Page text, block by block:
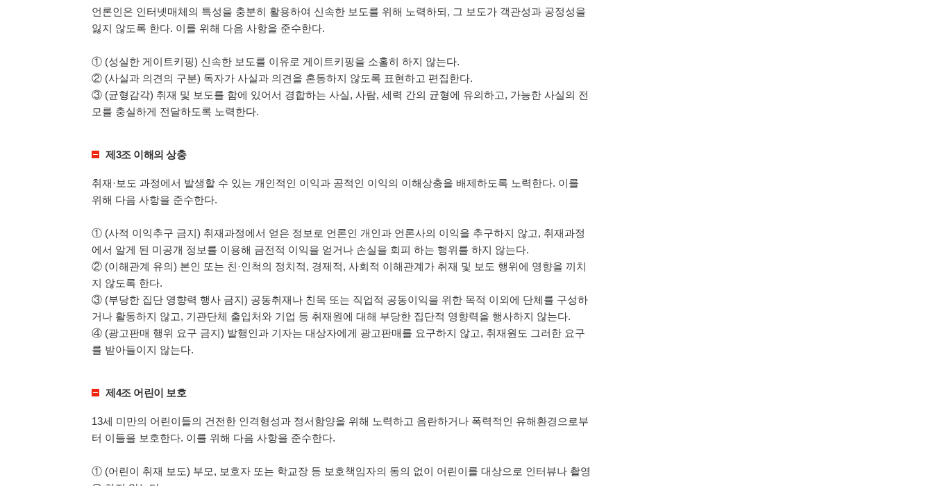
언론인은 인터넷매체의 특성을 충분히 활용하여 신속한 보도를 위해 노력하되, 그 보도가 객관성과 공정성을
잃지 않도록 한다. 이를 위해 다음 사항을 준수한다.
① (성실한 게이트키핑) 신속한 보도를 이유로 게이트키핑을 소홀히 하지 않는다.
② (사실과 의견의 구분) 독자가 사실과 의견을 혼동하지 않도록 표현하고 편집한다.
③ (균형감각) 취재 및 보도를 함에 있어서 경합하는 사실, 사람, 세력 간의 균형에 유의하고, 가능한 사실의 전
모를 충실하게 전달하도록 노력한다.
제3조 이해의 상충
취재·보도 과정에서 발생할 수 있는 개인적인 이익과 공적인 이익의 이해상충을 배제하도록 노력한다. 이를
위해 다음 사항을 준수한다.
① (사적 이익추구 금지) 취재과정에서 얻은 정보로 언론인 개인과 언론사의 이익을 추구하지 않고, 취재과정
에서 알게 된 미공개 정보를 이용해 금전적 이익을 얻거나 손실을 회피 하는 행위를 하지 않는다.
② (이해관계 유의) 본인 또는 친·인척의 정치적, 경제적, 사회적 이해관계가 취재 및 보도 행위에 영향을 끼치
지 않도록 한다.
③ (부당한 집단 영향력 행사 금지) 공동취재나 친목 또는 직업적 공동이익을 위한 목적 이외에 단체를 구성하
거나 활동하지 않고, 기관단체 출입처와 기업 등 취재원에 대해 부당한 집단적 영향력을 행사하지 않는다.
④ (광고판매 행위 요구 금지) 발행인과 기자는 대상자에게 광고판매를 요구하지 않고, 취재원도 그러한 요구
를 받아들이지 않는다.
제4조 어린이 보호
13세 미만의 어린이들의 건전한 인격형성과 정서함양을 위해 노력하고 음란하거나 폭력적인 유해환경으로부
터 이들을 보호한다. 이를 위해 다음 사항을 준수한다.
① (어린이 취재 보도) 부모, 보호자 또는 학교장 등 보호책임자의 동의 없이 어린이를 대상으로 인터뷰나 촬영